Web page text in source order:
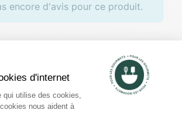
encore d'avis pour ce produit.
Des offres toute l’année
Profitez de promotions tout au
long de l'année sur des